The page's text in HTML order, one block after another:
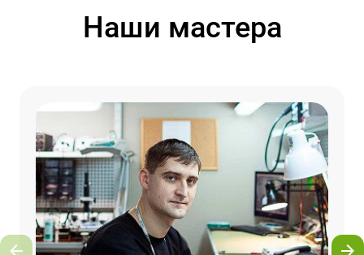
Наши мастера